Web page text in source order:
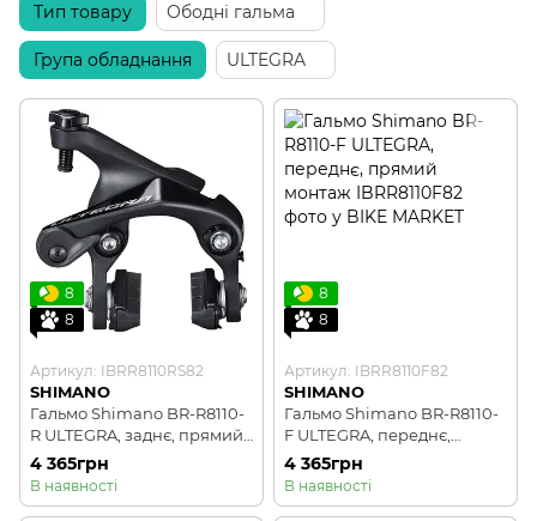
Тип товару Ободні гальма
Група обладнання ULTEGRA
8
8
Артикул: IBRR8110RS82
SHIMANO
Гальмо Shimano BR-R8110-
R ULTEGRA, заднє, прямий
монтаж
4 365грн
В наявності
8
8
Артикул: IBRR8110F82
SHIMANO
Гальмо Shimano BR-R8110-
F ULTEGRA, переднє,
прямий монтаж
4 365грн
В наявності